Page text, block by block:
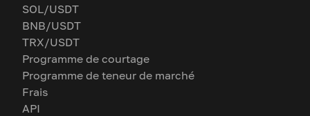
SOL/USDT
BNB/USDT
TRX/USDT
Programme de courtage
Programme de teneur de marché
Frais
API